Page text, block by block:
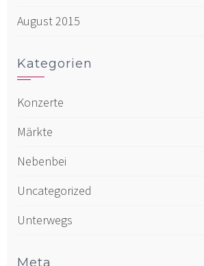
August 2015
Kategorien
Konzerte
Märkte
Nebenbei
Uncategorized
Unterwegs
Meta